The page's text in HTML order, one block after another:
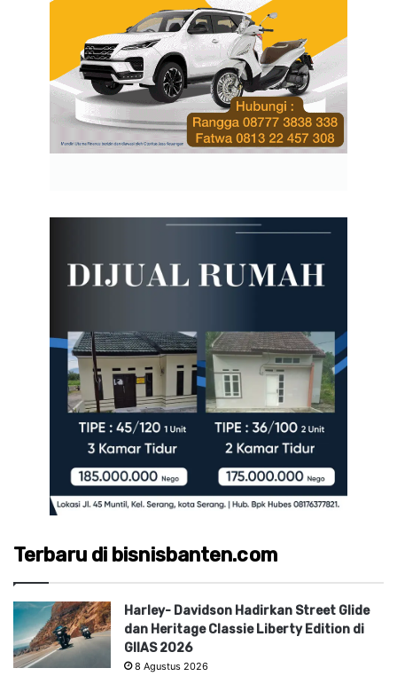
Terbaru di bisnisbanten.com
Harley- Davidson Hadirkan Street Glide
dan Heritage Classie Liberty Edition di
GIIAS 2026
8 Agustus 2026